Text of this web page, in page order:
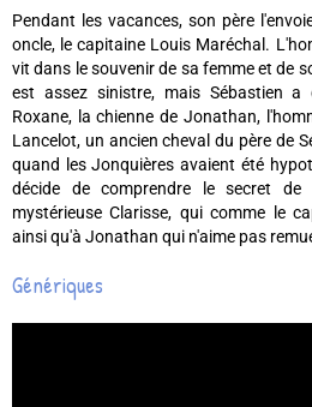
Pendant les vacances, son père
oncle, le capitaine Louis Maréchal.
vit dans le souvenir de sa femme et de
est assez sinistre, mais Sébastien a
Roxane, la chienne de Jonathan,
Lancelot, un ancien cheval du père de
quand les Jonquières avaient été
décide de comprendre le secret
mystérieuse Clarisse, qui comme le
ainsi qu'à Jonathan qui n'aime pas
Génériques